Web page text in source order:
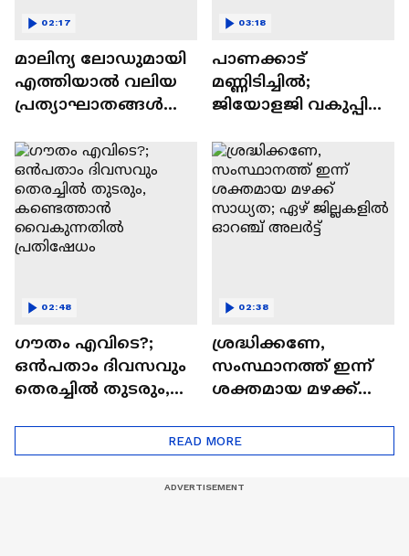
മാലിന്യ ലോഡുമായി
എത്തിയാല്‍ വലിയ
പ്രത്യാഘാതങ്ങള്‍
കട്ടിനെതിരെ
പ്രതിഷേധം തുടരും
02:17
പാണക്കാട്
മണ്ണിടിച്ചിൽ;
ജിയോളജി വകുപ്പിന്
03:18
ഗൗതം എവിടെ?;
ഒൻപതാം ദിവസവും
തെരച്ചിൽ തുടരും,
പ്രതിഷേധം
02:48
ശ്രദ്ധിക്കണേ,
സംസ്ഥാനത്ത് ഇന്ന്
ശക്തമായ മഴക്ക്
ജില്ലകളിൽ ഓറഞ്ച്
അലർട്ട്
02:38
READ MORE